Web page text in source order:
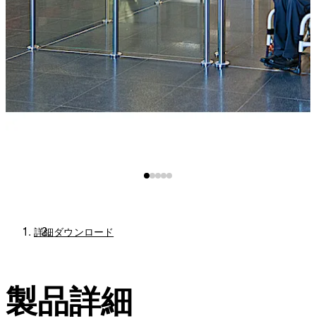
詳細ダウンロード
製品詳細